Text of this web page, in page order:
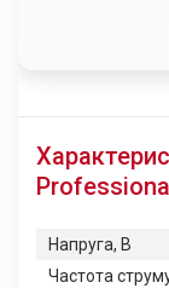
Напруга, В
Частота